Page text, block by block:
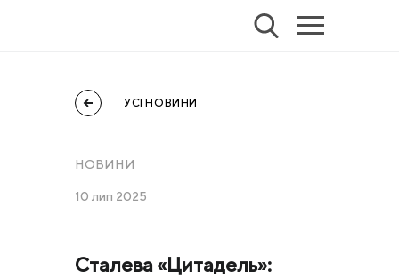
УСІ НОВИНИ
НОВИНИ
10 лип 2025
Сталева «Цитадель»: